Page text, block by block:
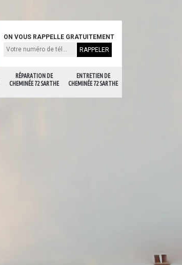
RÉPARATION DE
CHEMINÉE 72 SARTHE
ENTRETIEN DE
CHEMINÉE 72 SARTHE
ON VOUS RAPPELLE GRATUITEMENT